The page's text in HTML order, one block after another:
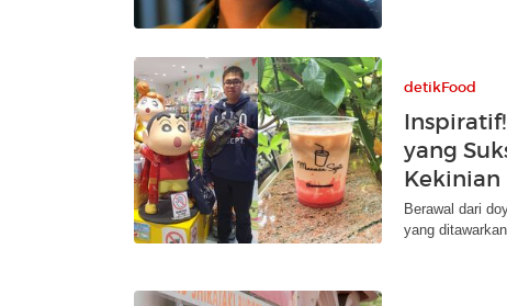
detikFood
yang
Kekinian
Berawal dari
yang